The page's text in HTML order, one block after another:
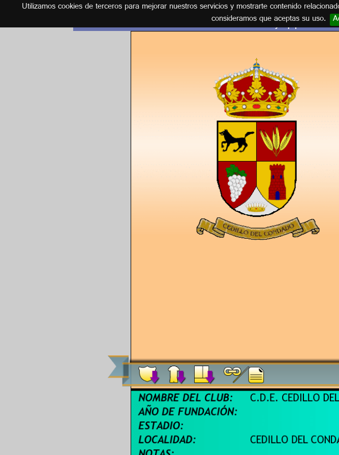
Utilizamos cookies de terceros para mejorar nuestros servicios y mostrarte contenido
consideramos que aceptas su uso.
Español
Escudo y equipación